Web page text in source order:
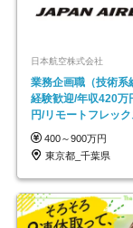
日本航空株式会社
業務企画職（技術系
経験歓迎/年収420万
円/リモートフレッ
400～900万円
東京都_千葉県